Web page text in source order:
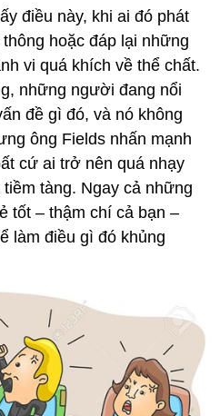
điều này, khi ai đó phát
hoặc đáp lại những
vi quá khích về thể chất.
những người đang nổi
đề gì đó, và nó không
ông Fields nhấn mạnh
cứ ai trở nên quá nhạy
tàng. Ngay cả những
tốt – thậm chí cả bạn –
làm điều gì đó khủng